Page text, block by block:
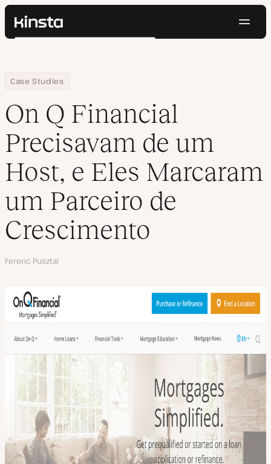
Kinsta®
Preços
Contato
Pesquisar
Home
Empresa
Case Studies
On Q Financial Precisavam de um Host, e Eles Marcaram um
On Q Financial
Precisavam de um
Host, e Eles Marcaram
um Parceiro de
Crescimento
Autor
Ferenc Pusztai